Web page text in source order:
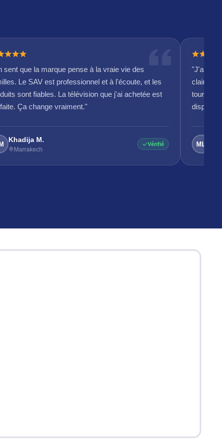
sent que la marque pense à la vraie vie des
Le SAV est professionnel et à l'écoute, et les
sont fiables. La télévision que j'ai achetée est
Ça change vraiment."
Khadija M.
Marrakech
Vérifié
"J'ai
claire et
tourner
ML